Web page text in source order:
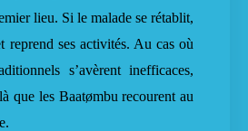
lieu. Si le malade se rétablit,
reprend ses activités. Au cas où
s’avèrent inefficaces,
que les Baatømbu recourent au